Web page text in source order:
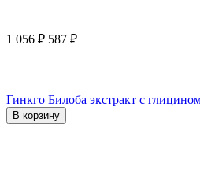
1 056 ₽ 587 ₽
Гинкго Билоба экстракт с
В корзину